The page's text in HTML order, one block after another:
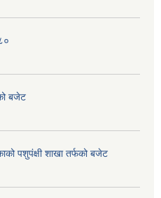
बजेट
पशुपंक्षी शाखा तर्फको बजेट